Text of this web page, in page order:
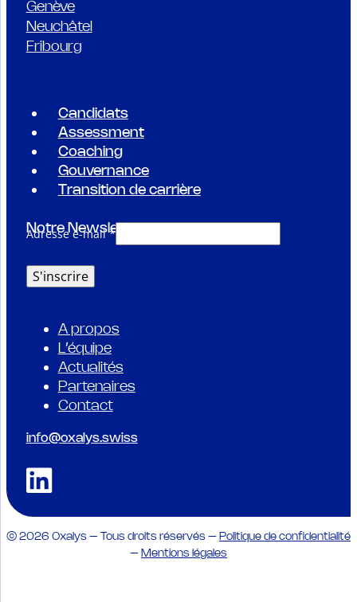
Genève
Neuchâtel
Fribourg
Candidats
Assessment
Coaching
Gouvernance
Transition de carrière
Notre Newsletter
Adresse e-mail *
A propos
L’équipe
Actualités
Partenaires
Contact
info@oxalys.swiss
© 2026 Oxalys – Tous droits réservés – Politique de confidentialité
– Mentions légales